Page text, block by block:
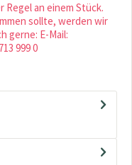
an einem Stück.
sollte, werden wir
gerne: E-Mail:
999 0